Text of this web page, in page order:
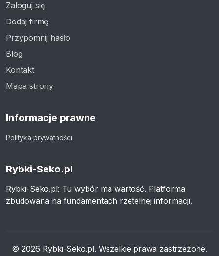
Zaloguj się
Dodaj firmę
Przypomnij hasło
Blog
Kontakt
Mapa strony
Informacje prawne
Polityka prywatności
Rybki-Seko.pl
Rybki-Seko.pl: Tu wybór ma wartość. Platforma
zbudowana na fundamentach rzetelnej informacji.
© 2026 Rybki-Seko.pl. Wszelkie prawa zastrzeżone.